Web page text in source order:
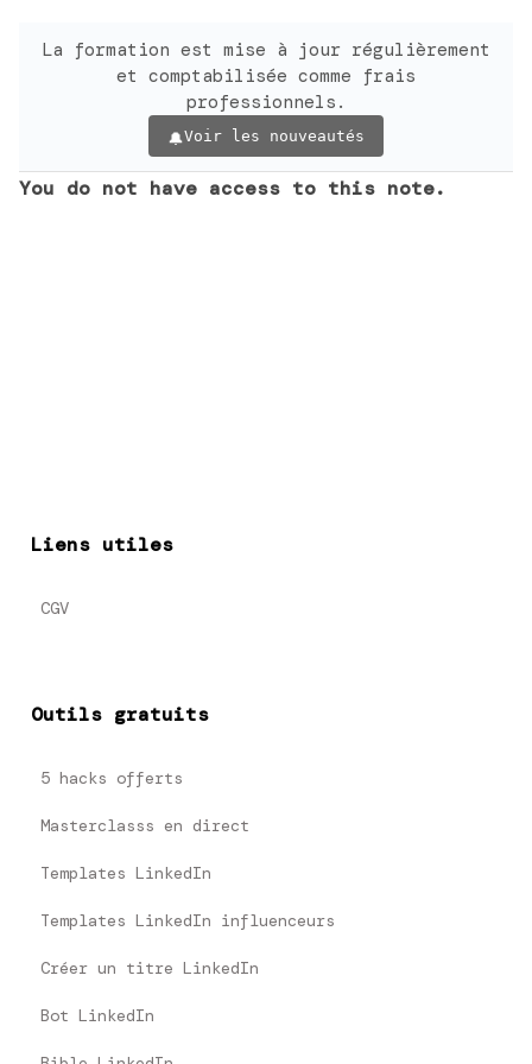
La formation est mise à jour régulièrement
et comptabilisée comme frais
professionnels.
Voir les nouveautés
You do not have access to this note.
Liens utiles
CGV
Outils gratuits
5 hacks offerts
Masterclasss en direct
Templates LinkedIn
Templates LinkedIn influenceurs
Créer un titre LinkedIn
Bot LinkedIn